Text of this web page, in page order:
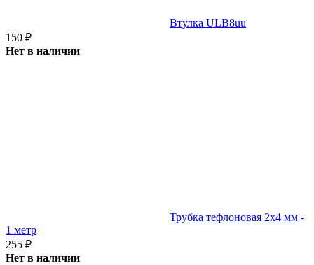
Втулка ULB8uu
150 ₽
Нет в наличии
Трубка тефлоновая 2х4 мм -
1 метр
255 ₽
Нет в наличии